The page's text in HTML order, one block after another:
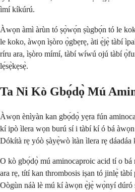
ìmí kíkúrú.
Àwọn àmì àrùn tó ṣọ̀wọ́n ṣùgbọ́n tó le
le koko, àwọn ìṣòro ọ̀gbẹrẹ, àti ẹ̀jẹ̀ tàbí
ríru ara, ìṣòro mímí, tàbí wíwú ojú tàbí
lẹ́sẹ̀kẹsẹ̀.
Ta Ni Kò Gbọ́dọ̀ Mú
Àwọn ènìyàn kan gbọ́dọ̀ yẹra fún
kí ipò ìlera wọn burú sí i tàbí kí ó bá
Dókítà rẹ yóò ṣàyẹ̀wò ìtàn ìlera rẹ
O kò gbọ́dọ̀ mú aminocaproic acid tí o
ara rẹ, títí kan thrombosis iṣan tó jinlẹ̀
Oògùn náà lè mú kí àwọn ẹ̀jẹ̀ wọ̀nyí dúró